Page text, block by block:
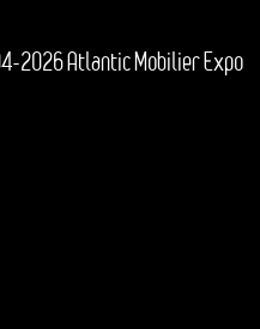
2026 Atlantic Mobilier Expo